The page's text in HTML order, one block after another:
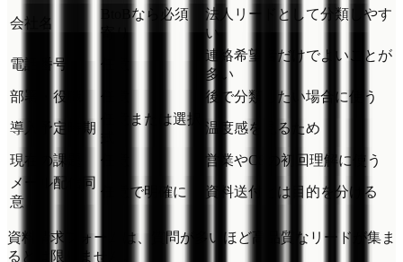
会社名
BtoBなら必須
寄り
法人リードとして分類しやす
い
電話番号 任意
連絡希望者だけでよいことが
多い
部署・役職
任意 後で分類したい場合に使う
導入予定時期
任意または選択
温度感を見るため
現在の課題 任意
営業やCSの初回理解に使う
メール配信同
意
任意で明確に 資料送付とは目的を分ける
資料請求フォームは、質問が多いほど高品質なリードが集ま
るとは限りません。